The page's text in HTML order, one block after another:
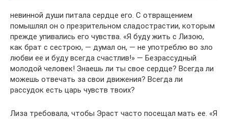
невинной души питала сердце его. С отвращением
помышлял он о презрительном сладострастии, которым
прежде упивались его чувства. «Я буду жить с Лизою,
как брат с сестрою, — думал он, — не употреблю во зло
любви ее и буду всегда счастлив!» — Безрассудный
молодой человек! Знаешь ли ты свое сердце? Всегда ли
можешь отвечать за свои движения? Всегда ли
рассудок есть царь чувств твоих?
Лиза требовала, чтобы Эраст часто посещал мать ее. «Я